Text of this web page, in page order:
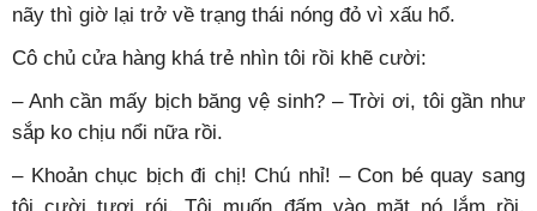
nãy thì giờ lại trở về trạng thái nóng đỏ vì xấu hổ.
Cô chủ cửa hàng khá trẻ nhìn tôi rồi khẽ cười:
– Anh cần mấy bịch băng vệ sinh? – Trời ơi, tôi gần như
sắp ko chịu nổi nữa rồi.
– Khoản chục bịch đi chị! Chú nhỉ! – Con bé quay sang